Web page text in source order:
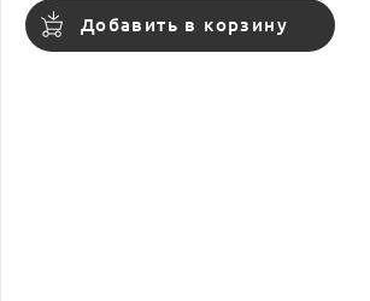
Добавить в корзину